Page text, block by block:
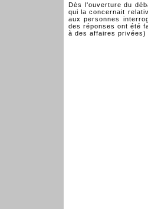
Dès l'ouverture du
qui la concernait
aux personnes
des réponses ont été
à des affaires